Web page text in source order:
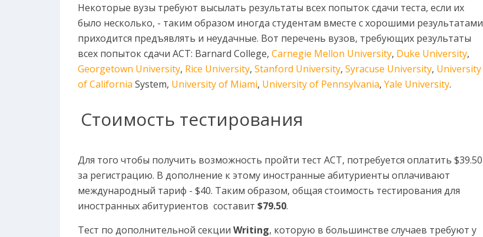
Некоторые вузы требуют высылать результаты всех попыток сдачи теста, если их
было несколько, - таким образом иногда студентам вместе с хорошими результатами
приходится предъявлять и неудачные. Вот перечень вузов, требующих результаты
всех попыток сдачи ACT: Barnard College, Carnegie Mellon University, Duke University,
Georgetown University, Rice University, Stanford University, Syracuse University, University
of California System, University of Miami, University of Pennsylvania, Yale University.
Стоимость тестирования
Для того чтобы получить возможность пройти тест ACT, потребуется оплатить $39.50
за регистрацию. В дополнение к этому иностранные абитуриенты оплачивают
международный тариф - $40. Таким образом, общая стоимость тестирования для
иностранных абитуриентов составит $79.50.
Тест по дополнительной секции Writing, которую в большинстве случаев требуют у